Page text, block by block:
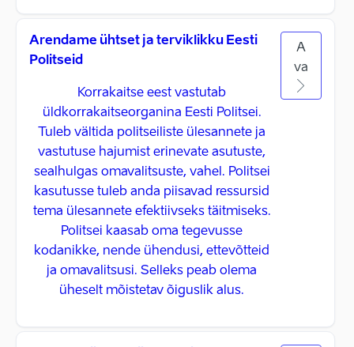
Arendame ühtset ja terviklikku Eesti
Politseid
Korrakaitse eest vastutab
üldkorrakaitseorganina Eesti Politsei.
Tuleb vältida politseiliste ülesannete ja
vastutuse hajumist erinevate asutuste,
sealhulgas omavalitsuste, vahel. Politsei
kasutusse tuleb anda piisavad ressursid
tema ülesannete efektiivseks täitmiseks.
Politsei kaasab oma tegevusse
kodanikke, nende ühendusi, ettevõtteid
ja omavalitsusi. Selleks peab olema
üheselt mõistetav õiguslik alus.
A
va